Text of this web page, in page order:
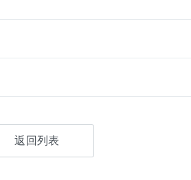
返回列表